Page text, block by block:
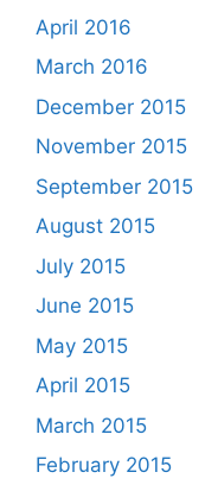
April 2016
March 2016
December 2015
November 2015
September 2015
August 2015
July 2015
June 2015
May 2015
April 2015
March 2015
February 2015